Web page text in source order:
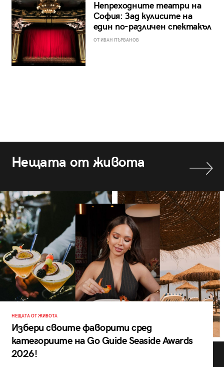
Непреходните театри на
София: Зад кулисите на
един по-различен спектакъл
ОТ ИВАН ПЪРВАНОВ
Нещата от живота
НЕЩАТА ОТ ЖИВОТА
Избери своите фаворити сред
категориите на Go Guide Seaside Awards
2026!